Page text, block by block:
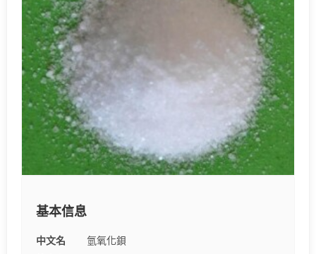
基本信息
中文名
氫氧化鋇